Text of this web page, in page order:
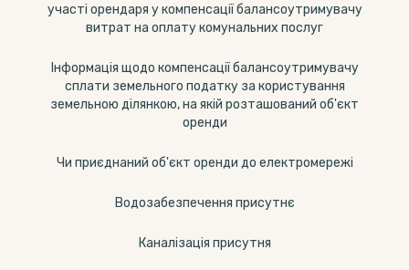
участі орендаря у компенсації балансоутримувачу
витрат на оплату комунальних послуг
Інформація щодо компенсації балансоутримувачу
сплати земельного податку за користування
земельною ділянкою, на якій розташований об'єкт
оренди
Чи приєднаний об'єкт оренди до електромережі
Водозабезпечення присутнє
Каналізація присутня